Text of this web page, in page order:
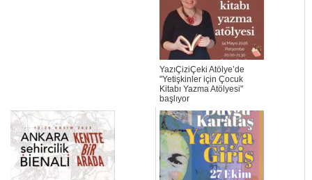
YazıÇiziÇeki Atölye’de
"Yetişkinler için Çocuk
Kitabı Yazma Atölyesi"
başlıyor